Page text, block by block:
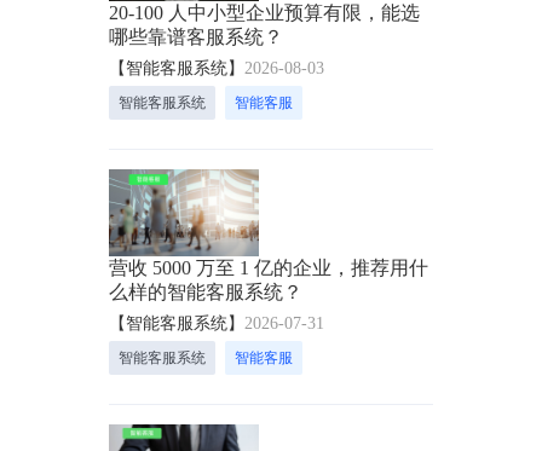
20-100 人中小型企业预算有限，能选
哪些靠谱客服系统？
【智能客服系统】 2026-08-03
智能客服系统 智能客服
营收 5000 万至 1 亿的企业，推荐用什
么样的智能客服系统？
【智能客服系统】 2026-07-31
智能客服系统 智能客服